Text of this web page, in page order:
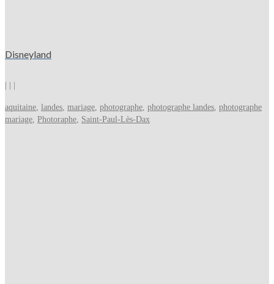
Disneyland
aquitaine, landes, mariage, photographe, photographe landes, photographe
mariage, Photoraphe, Saint-Paul-Lès-Dax